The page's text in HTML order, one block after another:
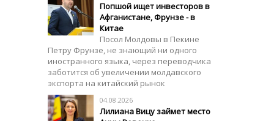
Попшой ищет инвесторов в
Афганистане, Фрунзе - в
Китае
Посол Молдовы в Пекине
Петру Фрунзе, не знающий ни одного
иностранного языка, через переводчика
заботится об увеличении молдавского
экспорта на китайский рынок
04.08.2026
Лилиана Вицу займет место